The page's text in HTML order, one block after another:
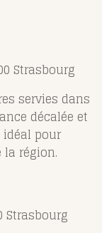
Strasbourg
servies dans
décalée et
pour
région.
Strasbourg